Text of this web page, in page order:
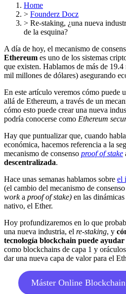
Home
> Founderz Docz
> Re-staking, ¿una nueva
de la esquina?
A día de hoy, el mecanismo de
Ethereum es uno de los sistemas
que existen. Hablamos de más de
mil millones de dólares) asegurando
En este artículo veremos cómo puede
allá de Ethereum, a través de un
cómo esto puede crear una nueva
podría conocerse como Ethereum
Hay que puntualizar que, cuando
económica, hacemos referencia a la
mecanismo de consenso proof of stake
descentralizada.
Hace unas semanas hablamos sobre el
(el cambio del mecanismo de
worka proof of stake) en las
nativo, el Ether.
Hoy profundizaremos en lo que
una nueva industria, el re-staking, y
tecnología blockchain puede ayudar
como blockchains de capa 1 y
dar una nueva capa de valor para el
Máster Online